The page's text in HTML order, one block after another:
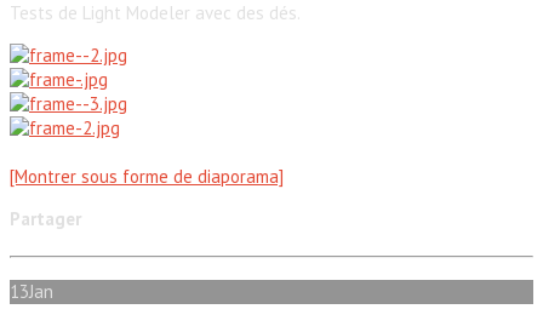
Tests de Light Modeler avec des dés.
[Montrer sous forme de diaporama]
Partager
13Jan